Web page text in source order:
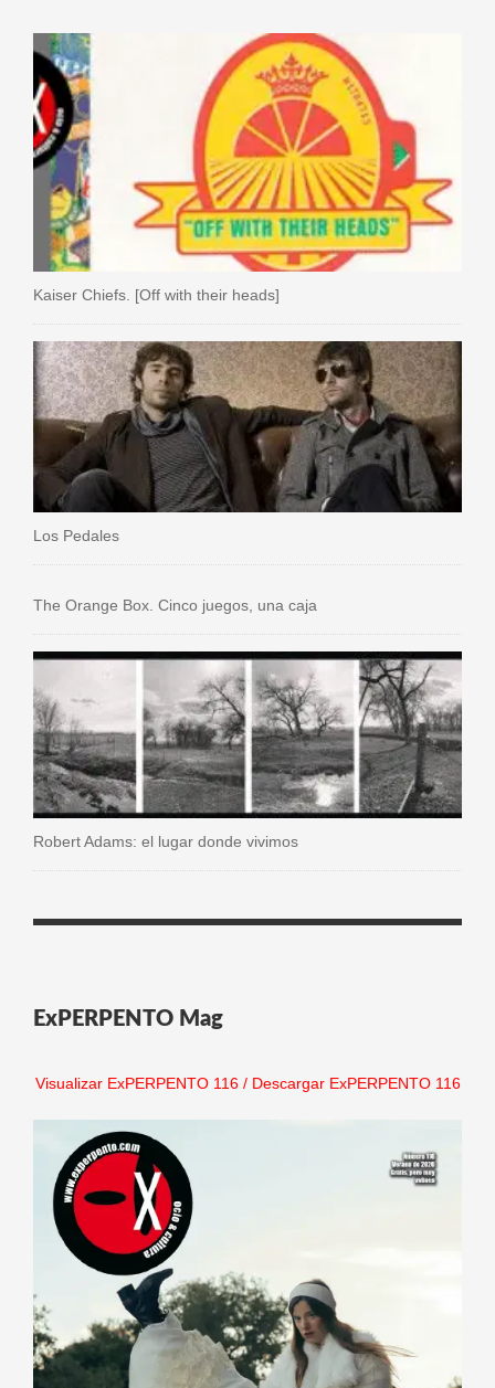
Kaiser Chiefs. [Off with their heads]
Los Pedales
The Orange Box. Cinco juegos, una caja
Robert Adams: el lugar donde vivimos
ExPERPENTO Mag
Visualizar ExPERPENTO 116/ Descargar ExPERPENTO 116